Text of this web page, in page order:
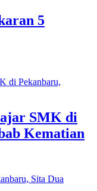
5
SMK di
Kematian